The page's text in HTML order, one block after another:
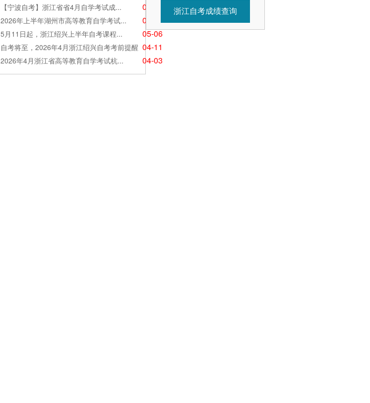
【宁波自考】浙江省省4月自学考试成... 05-11
2026年上半年湖州市高等教育自学考试... 05-07
5月11日起，浙江绍兴上半年自考课程... 05-06
自考将至，2026年4月浙江绍兴自考考前提醒 04-11
2026年4月浙江省高等教育自学考试杭... 04-03
浙江自考成绩查询